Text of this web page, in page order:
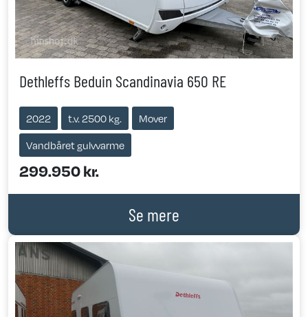
Dethleffs Beduin Scandinavia 650 RE
2022 t.v. 2500 kg. Mover
Vandbåret gulvvarme
299.950 kr.
Se mere